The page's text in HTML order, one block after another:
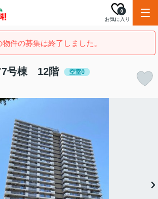
お気に入り
0
物件の募集は終了しました。
7号棟 12階 空室0